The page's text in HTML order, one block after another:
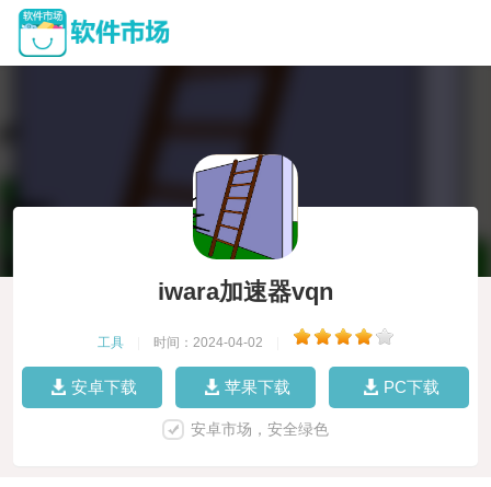
iwara加速器vqn
工具 时间：2024-04-02
安卓下载 苹果下载 PC下载
安卓市场，安全绿色